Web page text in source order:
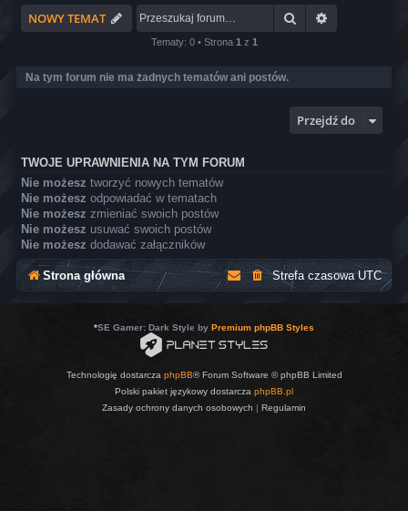
NOWY TEMAT Szukaj
Tematy: 0 • Strona 1 z 1
Na tym forum nie ma żadnych tematów ani postów.
Przejdź do
TWOJE UPRAWNIENIA NA TYM FORUM
Nie możesz tworzyć nowych tematów
Nie możesz odpowiadać w tematach
Nie możesz zmieniać swoich postów
Nie możesz usuwać swoich postów
Nie możesz dodawać załączników
Strona główna Strefa czasowaUTC
*SE Gamer: Dark Style by Premium phpBB Styles
Technologię dostarcza phpBB® Forum Software © phpBB Limited
Polski pakiet językowy dostarcza phpBB.pl
Zasady ochrony danych osobowych | Regulamin